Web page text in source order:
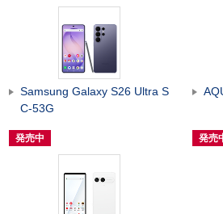
Samsung Galaxy S26 Ultra S
C-53G
発売中 発売